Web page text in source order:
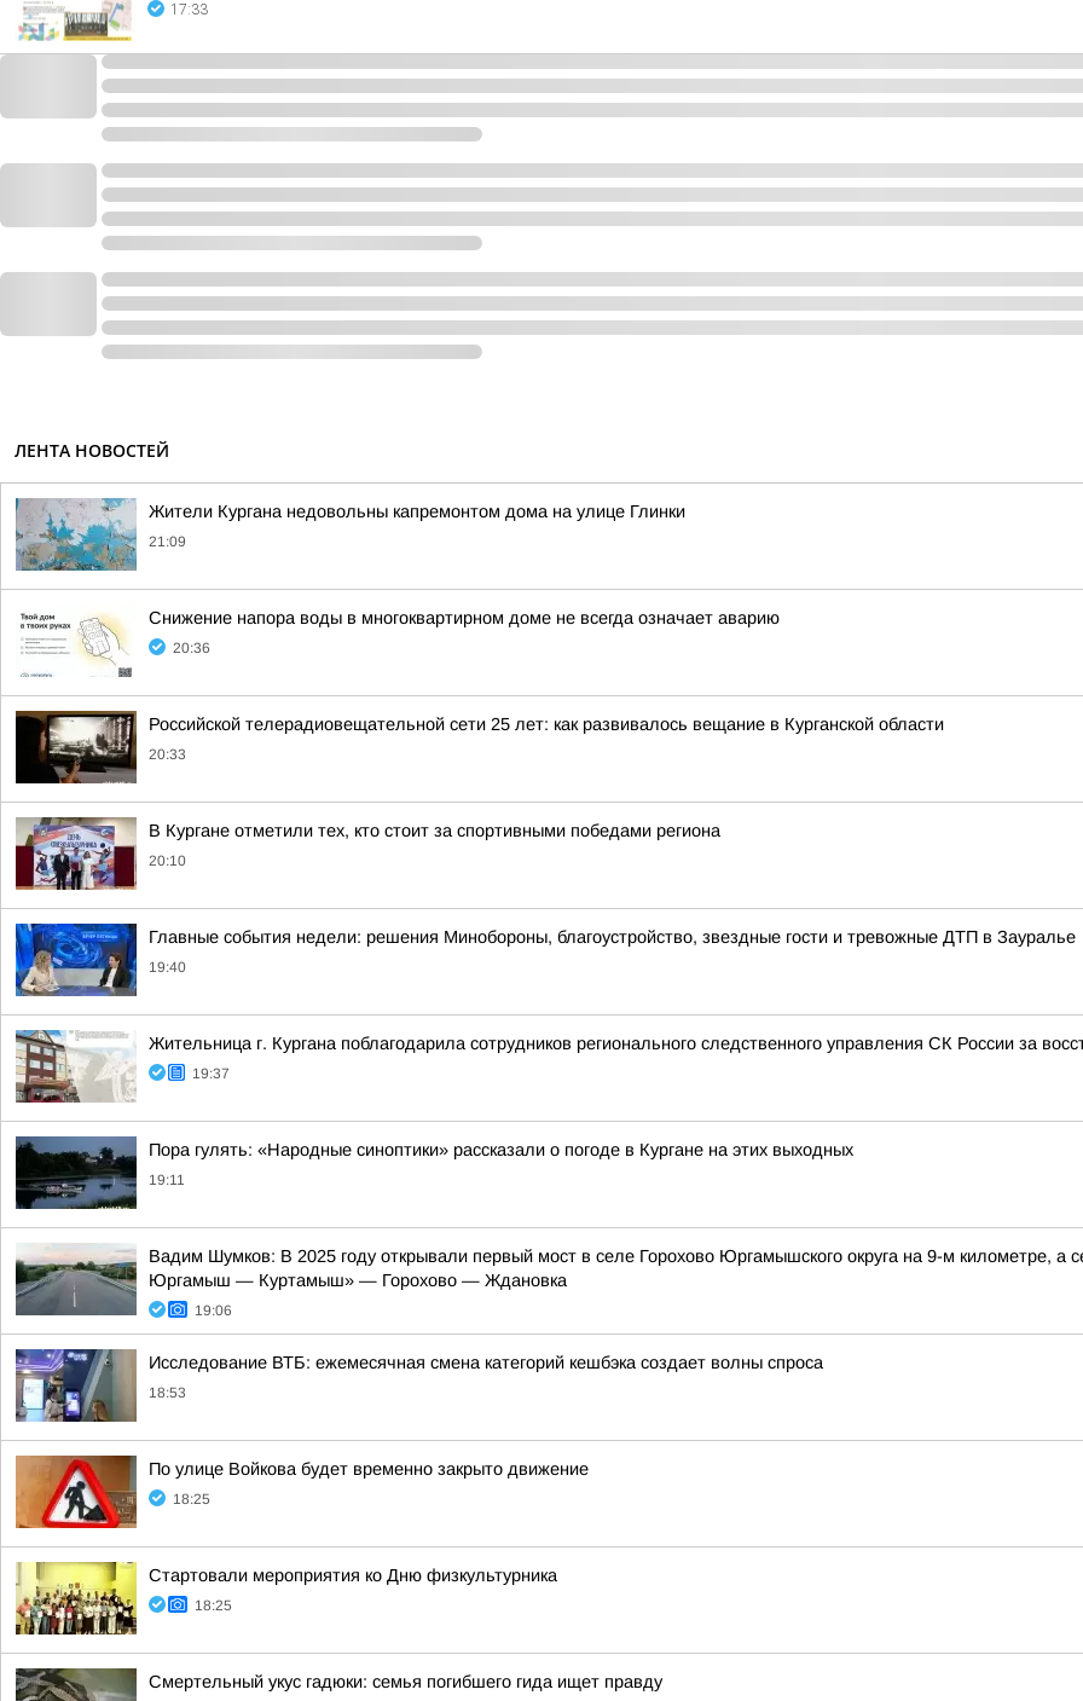
17:33
ЛЕНТА НОВОСТЕЙ
Жители Кургана недовольны капремонтом дома на улице Глинки
21:09
Снижение напора воды в многоквартирном доме не всегда означает аварию
20:36
Российской телерадиовещательной сети 25 лет: как развивалось вещание в Курганской области
20:33
В Кургане отметили тех, кто стоит за спортивными победами региона
20:10
Главные события недели: решения Минобороны, благоустройство, звездные гости и тревожные ДТП в Зауралье
19:40
Жительница г. Кургана поблагодарила сотрудников регионального следственного управления СК России за
19:37
Пора гулять: «Народные синоптики» рассказали о погоде в Кургане на этих выходных
19:11
Вадим Шумков: В 2025 году открывали первый мост в селе Горохово Юргамышского округа на 9-м километре,
Юргамыш — Куртамыш» — Горохово — Ждановка
19:06
Исследование ВТБ: ежемесячная смена категорий кешбэка создает волны спроса
18:53
По улице Войкова будет временно закрыто движение
18:25
Стартовали мероприятия ко Дню физкультурника
18:25
Смертельный укус гадюки: семья погибшего гида ищет правду